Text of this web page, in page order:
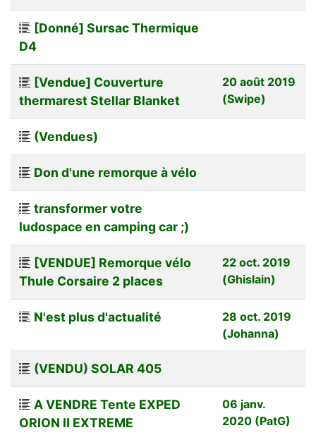
[Donné] Sursac Thermique
D4
[Vendue] Couverture
thermarest Stellar Blanket
20 août 2019
(Swipe)
(Vendues)
Don d'une remorque à vélo
transformer votre
ludospace en camping car ;)
[VENDUE] Remorque vélo
Thule Corsaire 2 places
22 oct. 2019
(Ghislain)
N'est plus d'actualité
28 oct. 2019
(Johanna)
(VENDU) SOLAR 405
A VENDRE Tente EXPED
ORION II EXTREME
06 janv.
2020 (PatG)